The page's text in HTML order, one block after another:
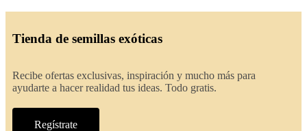
Tienda de semillas exóticas
Recibe ofertas exclusivas, inspiración y mucho más para
ayudarte a hacer realidad tus ideas. Todo gratis.
Regístrate